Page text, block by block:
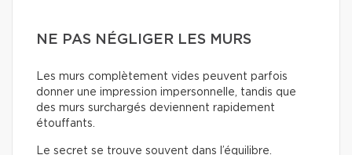
NE PAS NÉGLIGER LES MURS
Les murs complètement vides peuvent parfois
donner une impression impersonnelle, tandis que
des murs surchargés deviennent rapidement
étouffants.
Le secret se trouve souvent dans l’équilibre.